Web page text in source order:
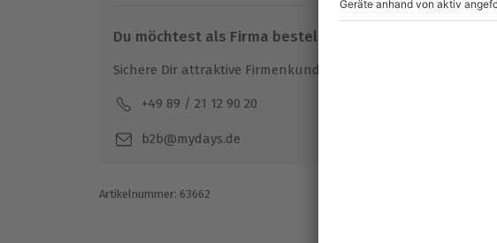
Du möchtest als Firma bestellen?
Sichere Dir attraktive Firmenkunden Vorteile.
+49 89 / 21 12 90 20
b2b@mydays.de
Artikelnummer: 63662